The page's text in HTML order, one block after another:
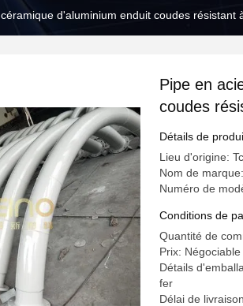
d'aluminium enduit coudes résistant
Pipe en
coudes
Détails de
Lieu d'origine:
Nom de
Numéro de
Conditions de
Quantité de
Prix: Négociable
Détails
fer
Délai de